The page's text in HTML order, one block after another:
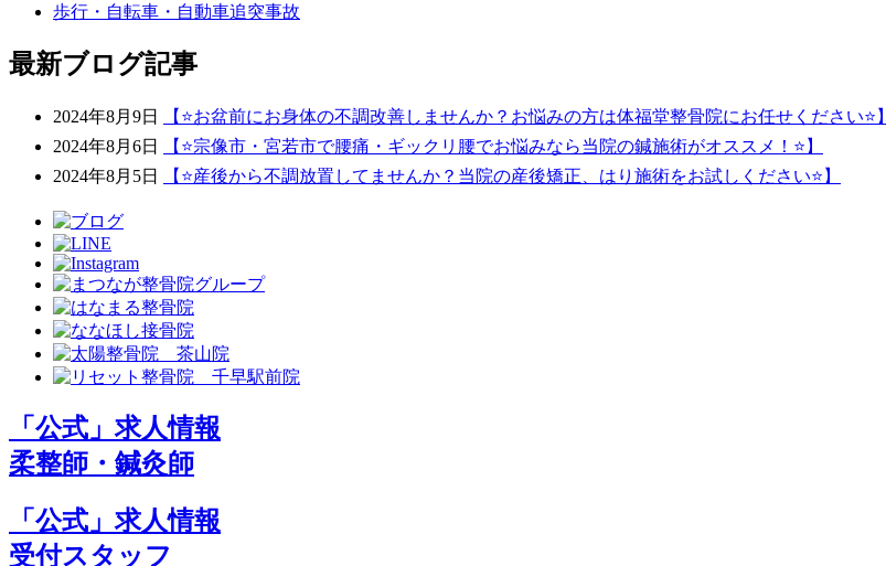
歩行・自転車・自動車追突事故
最新ブログ記事
2024年8月9日
【⭐️お盆前にお身体の不調改善しませんか？お悩みの方は体福堂整骨院にお任せください⭐️】
2024年8月6日
【⭐宗像市・宮若市で腰痛・ギックリ腰でお悩みなら当院の鍼施術がオススメ！⭐】
2024年8月5日
【⭐️産後から不調放置してませんか？当院の産後矯正、はり施術をお試しください⭐️】
「公式」求人情報
柔整師・鍼灸師
「公式」求人情報
受付スタッフ